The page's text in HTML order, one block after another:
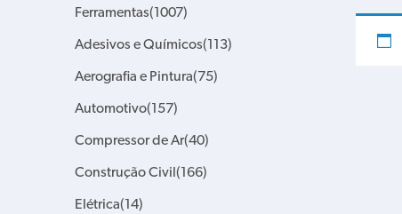
Ferramentas(1007)
Adesivos e Químicos(113)
Aerografia e Pintura(75)
Automotivo(157)
Compressor de Ar(40)
Construção Civil (166)
Elétrica(14)